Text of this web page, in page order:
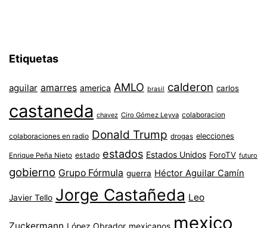
Etiquetas
aguilar amarres america AMLO brasil calderon carlos
castaneda chavez Ciro Gómez Leyva colaboracion
colaboraciones en radio Donald Trump drogas elecciones
Enrique Peña Nieto estado estados Estados Unidos ForoTV futuro
gobierno Grupo Fórmula guerra Héctor Aguilar Camín
Javier Tello Jorge Castañeda Leo
López Obrador mexicanos mexico